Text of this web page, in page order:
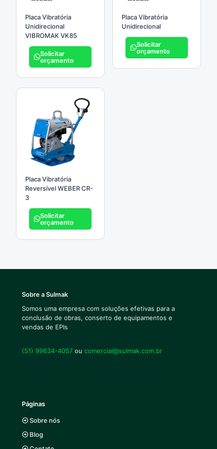
Placa Vibratória
Unidirecional
VIBROMAK VK85
Solicitar
orçamento
Placa Vibratória
Unidirecional
Solicitar
orçamento
Placa Vibratória
Reversível WEBER CR-
3
Solicitar
orçamento
Sobre a Sulmak
Somos uma empresa com soluções efetivas para a
conclusão de obras, conserto de equipamentos e
vendas de EPIs
(51) 99634-4057 ou comercial@sulmak.com.br
Páginas
Sobre nós
Blog